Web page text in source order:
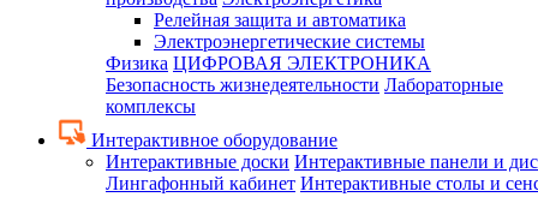
Релейная защита и автоматика
Электроэнергетические системы
Физика ЦИФРОВАЯ ЭЛЕКТРОНИКА
Безопасность жизнедеятельности Лабораторные
комплексы
Интерактивное оборудование
Интерактивные доски Интерактивные панели и
Лингафонный кабинет Интерактивные столы и